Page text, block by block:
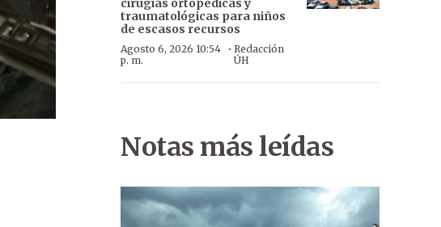
cirugías ortopédicas y
traumatológicas para niños
de escasos recursos
Agosto 6, 2026 10:54
p. m.
· Redacción
ÚH
Notas más leídas